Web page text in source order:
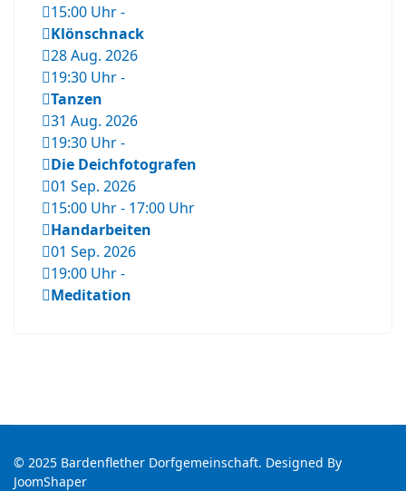
15:00 Uhr-
Klönschnack
28 Aug. 2026
19:30 Uhr-
Tanzen
31 Aug. 2026
19:30 Uhr-
Die Deichfotografen
01 Sep. 2026
15:00 Uhr- 17:00 Uhr
Handarbeiten
01 Sep. 2026
19:00 Uhr-
Meditation
© 2025 Bardenflether Dorfgemeinschaft. Designed By
JoomShaper